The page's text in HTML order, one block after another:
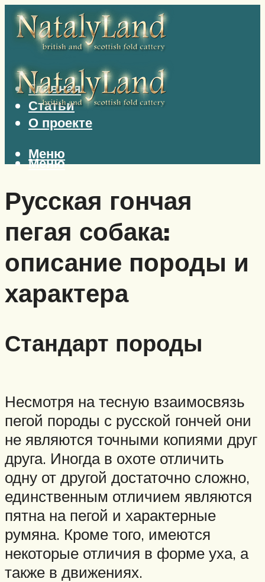
Главная
Статьи
О проекте
Меню
Меню
Русская гончая
пегая собака:
описание породы и
характера
Стандарт породы
Несмотря на тесную взаимосвязь
пегой породы с русской гончей они
не являются точными копиями друг
друга. Иногда в охоте отличить
одну от другой достаточно сложно,
единственным отличием являются
пятна на пегой и характерные
румяна. Кроме того, имеются
некоторые отличия в форме уха, а
также в движениях.